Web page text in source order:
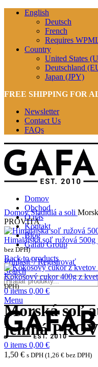
English
Deutsch
French
Requires
Country
United States
Deutschland
Japan (JPY)
FREE SHIPPING FOR
Newsletter
Contact Us
FAQs
Domov
Obchod
O nás
Kontakt
Blog
Gafab Group
Prihlásiť / Registrovať
Search
0items 0,00 €
Menu
0 items 0,00 €
Zväčšiť
DomovSladidlá a soli
PROVITA
Himalájska soľ ružová
bez DPH)
Back to products
Kokosový cukor 400g z
DPH)
Morská soľ
jemná
1,50 € s DPH (1,26 € bez DPH)